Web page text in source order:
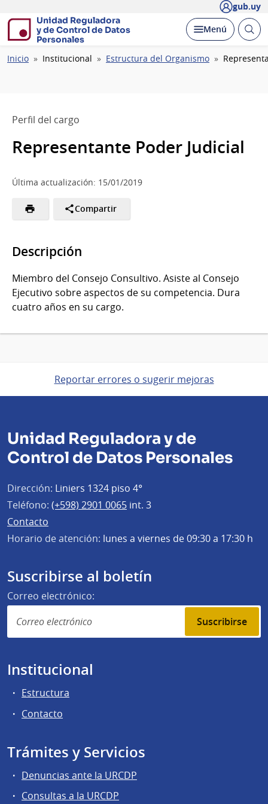
gub.uy
Unidad Reguladora
y de Control de Datos
Personales
Desplegar
Menú Abrir
Ruta
Inicio Institucional Estructura del Organismo
Perfil del cargo
Representante Poder Judicial
Última actualización: 15/01/2019
Compartir
Descripción
Miembro del Consejo Consultivo. Asiste al Consejo
Ejecutivo sobre aspectos de su competencia. Dura
cuatro años en su cargo.
Reportar errores o sugerir mejoras
Unidad Reguladora y de
Control de Datos Personales
Dirección: Liniers 1324 piso 4°
Teléfono: (+598) 2901 0065 int. 3
Contacto
Horario de atención: lunes a viernes de 09:30 a 17:30 h
Suscribirse al boletín
Correo electrónico:
Suscribirse
Institucional
Estructura
Contacto
Trámites y Servicios
Denuncias ante la URCDP
Consultas a la URCDP